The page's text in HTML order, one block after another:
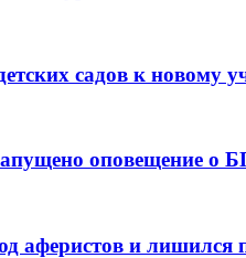
садов к новому
оповещение о
аферистов и лишился